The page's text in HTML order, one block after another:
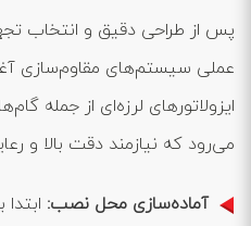
پس از طراحی دقیق و انتخاب
عملی سیستم‌های مقاوم‌سازی
ایزولاتورهای لرزه‌ای از جمله
می‌رود که نیازمند دقت بالا و
آماده‌سازی محل نصب: